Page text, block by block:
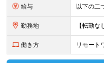
給与
勤務地
働き方 リモート